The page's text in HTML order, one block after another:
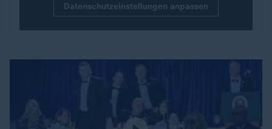
Datenschutzeinstellungen anpassen